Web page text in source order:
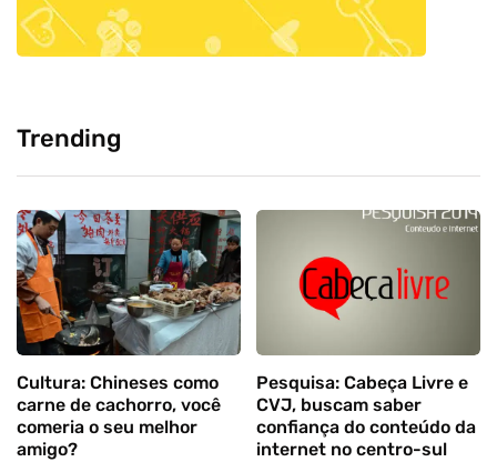
Trending
Cultura: Chineses como
carne de cachorro, você
comeria o seu melhor
amigo?
Pesquisa: Cabeça Livre e
CVJ, buscam saber
confiança do conteúdo da
internet no centro-sul